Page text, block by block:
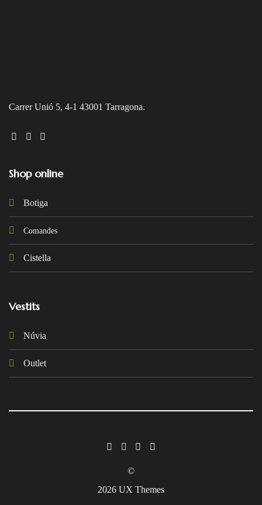
Carrer Unió 5, 4-1 43001 Tarragona.
Shop online
Botiga
Comandes
Cistella
Vestits
Núvia
Outlet
©
2026 UX Themes